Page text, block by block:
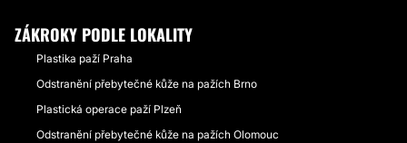
ZÁKROKY PODLE LOKALITY
Plastika paží Praha
Odstranění přebytečné kůže na pažích Brno
Plastická operace paží Plzeň
Odstranění přebytečné kůže na pažích Olomouc